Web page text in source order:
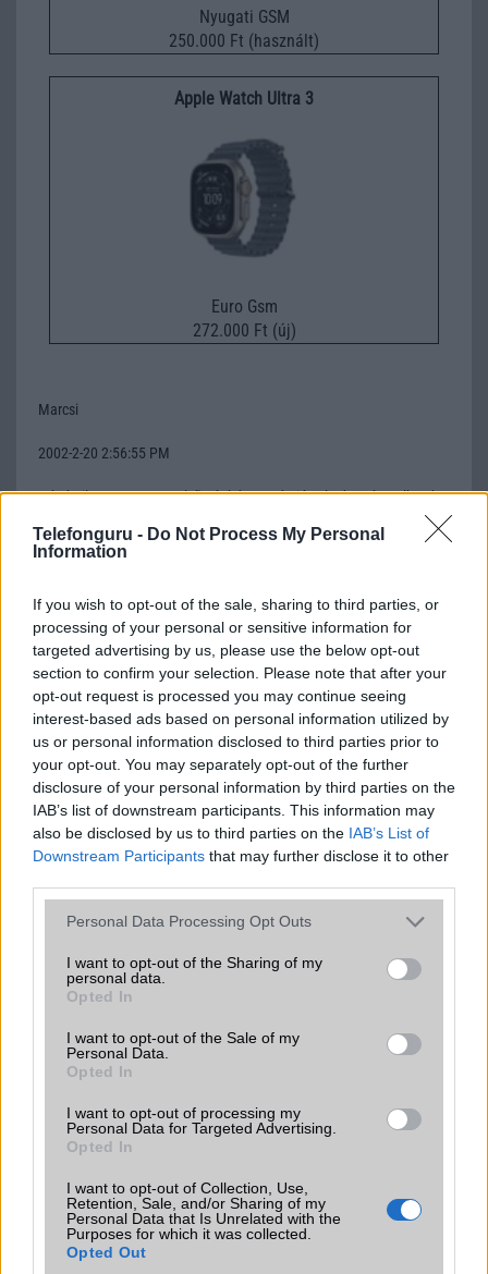
Telefonguru - Do Not Process My Personal
Information
If you wish to opt-out of the sale, sharing to third parties, or
processing of your personal or sensitive information for
targeted advertising by us, please use the below opt-out
section to confirm your selection. Please note that after your
opt-out request is processed you may continue seeing
interest-based ads based on personal information utilized by
us or personal information disclosed to third parties prior to
your opt-out. You may separately opt-out of the further
disclosure of your personal information by third parties on the
IAB’s list of downstream participants. This information may
also be disclosed by us to third parties on the IAB’s List of
Downstream Participants that may further disclose it to other
Please note that this website/app uses one or more Google
not limited to your visit or usage behaviour. You may click to
grant or deny consent to Google and its third-party tags to
use your data for below specified purposes in below Google
consent section.
Personal Data Processing Opt Outs
I want to opt-out of the Sharing of my
personal data.
Opted In
I want to opt-out of the Sale of my
Personal Data.
Opted In
I want to opt-out of processing my
Personal Data for Targeted Advertising.
Opted In
I want to opt-out of Collection, Use,
Retention, Sale, and/or Sharing of my
Personal Data that Is Unrelated with the
Purposes for which it was collected.
Opted Out
Nyugati GSM
250.000 Ft (használt)
Apple Watch Ultra 3
Euro Gsm
272.000 Ft (új)
Marcsi
2002-2-20 2:56:55 PM
Hát én ilyet vettem, az elsõ pár héten még jó volt, de utána elkezdte
azt csinálni, hogy lemerül, kikapcsol játék vagy smsírás közben. Az
még nem annyira zavart, amikor a játékban régen megdöntöttem a
rekordot és csak úgy lemerült, viszont az már tényleg nagyon
sms-t, mikor végre éppen nem kapcsolt ki és a végére már egész
szolid lett a szöveg, hogy legalább annyit be tudjak írni.Na, de elég
volt a regénybõl!AKSI SZAR, ILYET NEHOGY
VEGYETEK!!!!!!!!!!!!!!!!!!!!!!!!!Tsá!
Frara
2002-2-21 6:21:26 PM
Marcsinak sikerült elb.-nia az akkukat, nekem másfél éve remekül
üzemel(pannontól). Ami hiányzott belõle az szoftverfrissítés után
mind bekekerült(LOGIKER-nél 2500Ft) Elég sokat gyepálom és soha
nem kíméltem az akkuját mégsem produkált olyat mint Marcsinak.
töltögetni. Ha betartotta volna a NiMH akkuk töltés-kisütés ciklusait
nem csinált volna ilyet. Már az elején elb.-hatta azokat
formázáskor.Hát ennyi.
Tomee
2002-3-1 10:14:30 PM
Pontosan!Nekem is ilyen volt, nagyon jó telefon, amerikában is a
Motorola a legjobb, õk csak tudják...Nekem tökéletesen mûködött,
Bocmok